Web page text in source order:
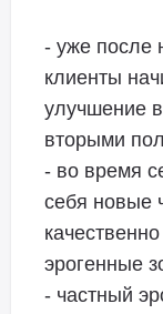
- уже после
клиенты
улучшение
вторыми
- во время
себя новые
эрогенные
- частный